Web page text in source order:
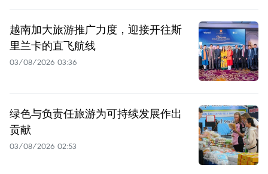
越南加大旅游推广力度，迎接开往斯
里兰卡的直飞航线
03/08/2026 03:36
绿色与负责任旅游为可持续发展作出
贡献
03/08/2026 02:53